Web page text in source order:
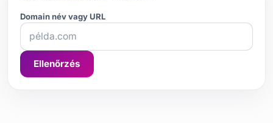
Domain név vagy URL
Ellenőrzés